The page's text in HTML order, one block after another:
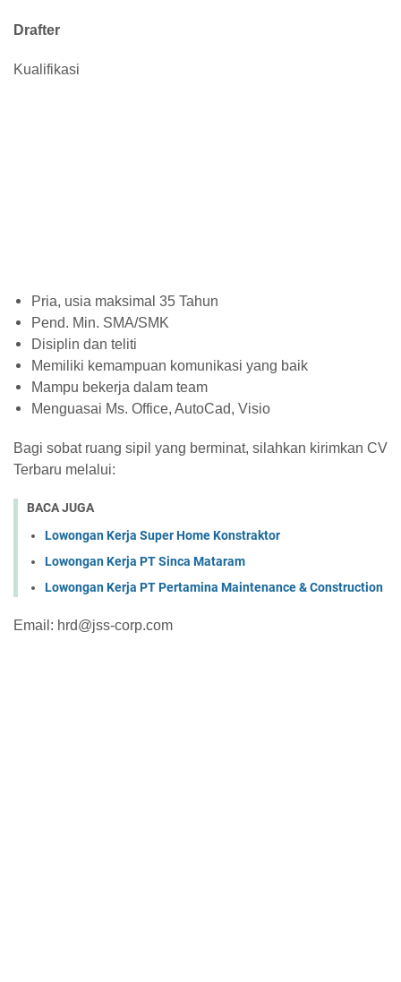
Drafter
Kualifikasi
Pria, usia maksimal 35 Tahun
Pend. Min. SMA/SMK
Disiplin dan teliti
Memiliki kemampuan komunikasi yang baik
Mampu bekerja dalam team
Menguasai Ms. Office, AutoCad, Visio
Bagi sobat ruang sipil yang berminat, silahkan kirimkan CV
Terbaru melalui:
BACA JUGA
Lowongan Kerja Super Home Konstraktor
Lowongan Kerja PT Sinca Mataram
Lowongan Kerja PT Pertamina Maintenance & Construction
Email: hrd@jss-corp.com